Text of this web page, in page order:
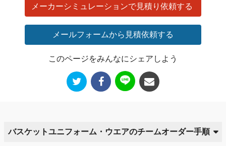
メーカーシミュレーションで見積り依頼する
メールフォームから見積依頼する
このページをみんなにシェアしよう
バスケットユニフォーム・ウエアのチームオーダー手順